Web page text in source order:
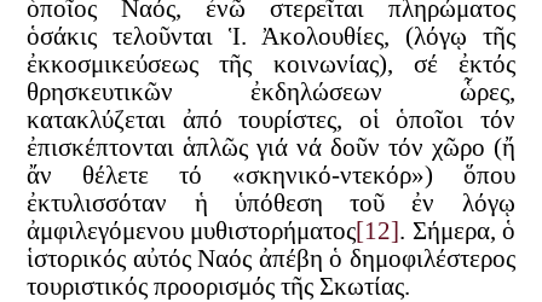
ὁποῖος Ναός, ἐνῶ στερεῖται πληρώματος
ὁσάκις τελοῦνται Ἱ. Ἀκολουθίες, (λόγῳ τῆς
ἐκκοσμικεύσεως τῆς κοινωνίας), σέ ἐκτός
θρησκευτικῶν ἐκδηλώσεων ὧρες,
κατακλύζεται ἀπό τουρίστες, οἱ ὁποῖοι τόν
ἐπισκέπτονται ἁπλῶς γιά νά δοῦν τόν χῶρο (ἤ
ἄν θέλετε τό «σκηνικό-ντεκόρ») ὅπου
ἐκτυλισσόταν ἡ ὑπόθεση τοῦ ἐν λόγῳ
ἀμφιλεγόμενου μυθιστορήματος[12]. Σήμερα, ὁ
ἱστορικός αὐτός Ναός ἀπέβη ὁ δημοφιλέστερος
τουριστικός προορισμός τῆς Σκωτίας.